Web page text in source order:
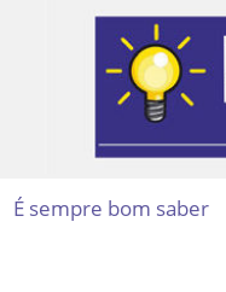
É sempre bom saber